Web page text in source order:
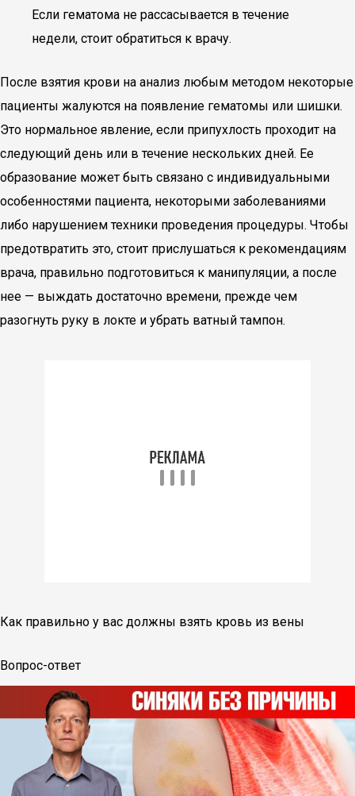
Если гематома не рассасывается в течение
недели, стоит обратиться к врачу.
После взятия крови на анализ любым методом некоторые
пациенты жалуются на появление гематомы или шишки.
Это нормальное явление, если припухлость проходит на
следующий день или в течение нескольких дней. Ее
образование может быть связано с индивидуальными
особенностями пациента, некоторыми заболеваниями
либо нарушением техники проведения процедуры. Чтобы
предотвратить это, стоит прислушаться к рекомендациям
врача, правильно подготовиться к манипуляции, а после
нее — выждать достаточно времени, прежде чем
разогнуть руку в локте и убрать ватный тампон.
Как правильно у вас должны взять кровь из вены
Вопрос-ответ